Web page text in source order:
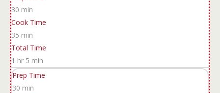
30 min
Cook Time
35 min
Total Time
1 hr 5 min
Prep Time
30 min